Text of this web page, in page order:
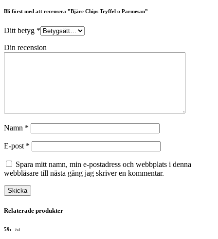
Bli först med att recensera ”Bjäre Chips Tryffel o Parmesan”
Ditt betyg *
Din recension
Namn *
E-post *
Spara mitt namn, min e-postadress och webbplats i denna
webbläsare till nästa gång jag skriver en kommentar.
Relaterade produkter
59:- /st